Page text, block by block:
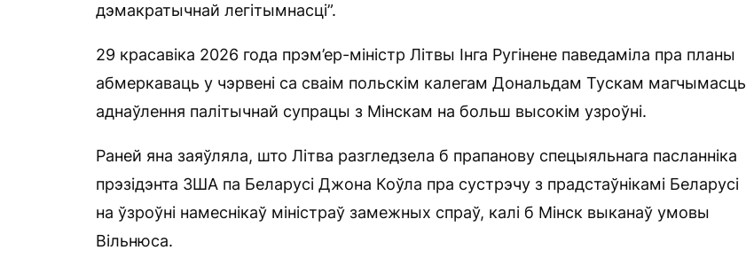
дэмакратычнай легітымнасці”.
29 красавіка 2026 года прэм’ер-міністр Літвы Інга Ругінене паведаміла пра планы
абмеркаваць у чэрвені са сваім польскім калегам Дональдам Тускам магчымасць
аднаўлення палітычнай супрацы з Мінскам на больш высокім узроўні.
Раней яна заяўляла, што Літва разгледзела б прапанову спецыяльнага пасланніка
прэзідэнта ЗША па Беларусі Джона Коўла пра сустрэчу з прадстаўнікамі Беларусі
на ўзроўні намеснікаў міністраў замежных спраў, калі б Мінск выканаў умовы
Вільнюса.